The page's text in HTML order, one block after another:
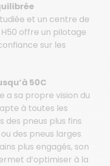
et un centre de
offre un pilotage
sur les
50C
a sa propre vision du
à toutes les
des pneus plus fins
des pneus larges
plus engagés, son
d’optimiser à la